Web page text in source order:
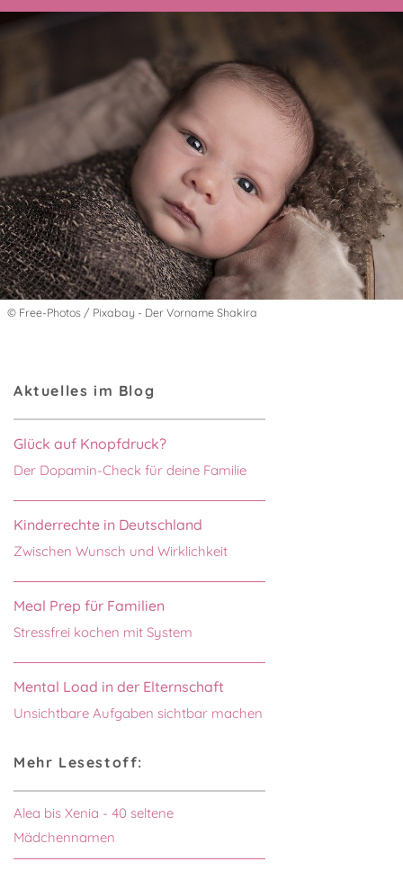
© Free-Photos / Pixabay - Der Vorname Shakira
Aktuelles im Blog
Glück auf Knopfdruck?
Der Dopamin-Check für deine Familie
Kinderrechte in Deutschland
Zwischen Wunsch und Wirklichkeit
Meal Prep für Familien
Stressfrei kochen mit System
Mental Load in der Elternschaft
Unsichtbare Aufgaben sichtbar machen
Mehr Lesestoff:
Alea bis Xenia - 40 seltene
Mädchennamen